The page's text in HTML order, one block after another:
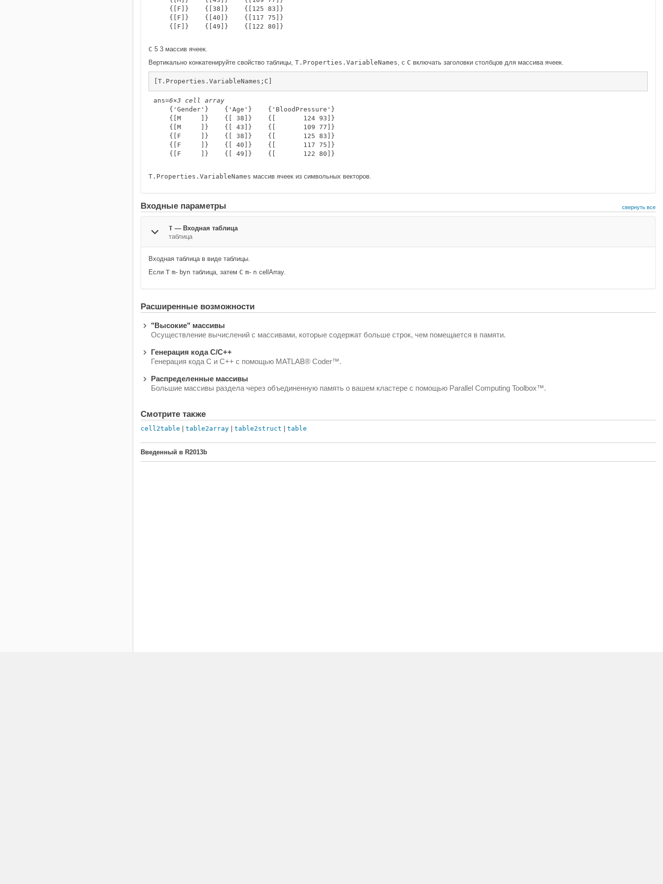
    {[F]}    {[38]}    {[125 83]}
    {[F]}    {[40]}    {[117 75]}
    {[F]}    {[49]}    {[122 80]}
C 5 3 массив ячеек.
Вертикально конкатенируйте свойство таблицы, T.Properties.VariableNames, с C включать заголовки столбцов для массива ячеек.
[T.Properties.VariableNames;C]
ans=6×3 cell array
    {'Gender'}    {'Age'}    {'BloodPressure'}
    {[M     ]}    {[ 38]}    {[       124 93]}
    {[M     ]}    {[ 43]}    {[       109 77]}
    {[F     ]}    {[ 38]}    {[       125 83]}
    {[F     ]}    {[ 40]}    {[       117 75]}
    {[F     ]}    {[ 49]}    {[       122 80]}
T.Properties.VariableNames массив ячеек из символьных векторов.
Входные параметры свернуть все
T — Входная таблица
таблица
Входная таблица в виде таблицы.
Если T m- byn таблица, затем C m- n cellArray.
Расширенные возможности
"Высокие" массивы
Осуществление вычислений с массивами, которые содержат больше строк, чем помещается в памяти.
Генерация кода C/C++
Генерация кода C и C++ с помощью MATLAB® Coder™.
Распределенные массивы
Большие массивы раздела через объединенную память о вашем кластере с помощью Parallel Computing Toolbox™.
Смотрите также
cell2table table2array table2struct table
Введенный в R2013b